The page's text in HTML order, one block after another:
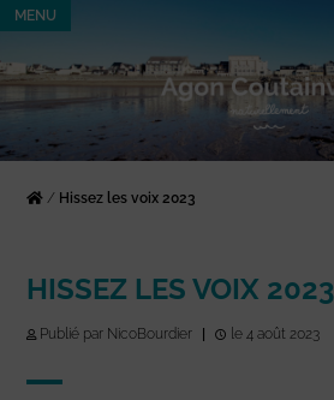
MENU
/ Hissez les voix 2023
HISSEZ LES VOIX 2023
Publié par NicoBourdier le 4 août 2023